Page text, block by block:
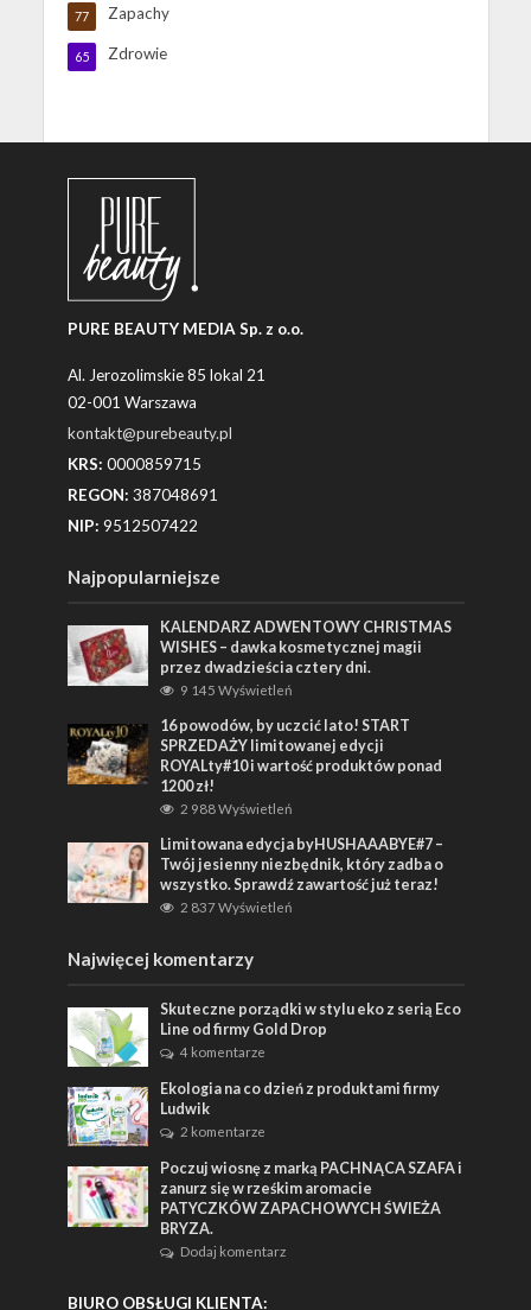
Zapachy
77
Zdrowie
65
PURE BEAUTY MEDIA Sp. z o.o.
Al. Jerozolimskie 85 lokal 21
02-001 Warszawa
kontakt@purebeauty.pl
KRS: 0000859715
REGON: 387048691
NIP: 9512507422
Najpopularniejsze
KALENDARZ ADWENTOWY CHRISTMAS
WISHES – dawka kosmetycznej magii
przez dwadzieścia cztery dni.
9 145 Wyświetleń
16 powodów, by uczcić lato! START
SPRZEDAŻY limitowanej edycji
ROYALty#10 i wartość produktów ponad
1200 zł!
2 988 Wyświetleń
Limitowana edycja byHUSHAAABYE#7 –
Twój jesienny niezbędnik, który zadba o
wszystko. Sprawdź zawartość już teraz!
2 837 Wyświetleń
Najwięcej komentarzy
Skuteczne porządki w stylu eko z serią Eco
Line od firmy Gold Drop
4 komentarze
Ekologia na co dzień z produktami firmy
Ludwik
2 komentarze
Poczuj wiosnę z marką PACHNĄCA SZAFA i
zanurz się w rześkim aromacie
PATYCZKÓW ZAPACHOWYCH ŚWIEŻA
BRYZA.
Dodaj komentarz
BIURO OBSŁUGI KLIENTA: